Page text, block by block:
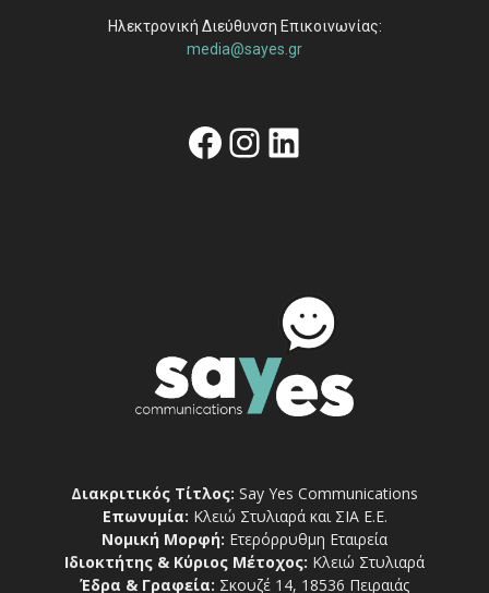
Ηλεκτρονική Διεύθυνση Επικοινωνίας:
media@sayes.gr
Facebook
Instagram
Linkedin
Διακριτικός Τίτλος: Say Yes Communications
Επωνυμία: Κλειώ Στυλιαρά και ΣΙΑ Ε.Ε.
Νομική Μορφή: Ετερόρρυθμη Εταιρεία
Ιδιοκτήτης & Κύριος Μέτοχος: Κλειώ Στυλιαρά
Έδρα & Γραφεία: Σκουζέ 14, 18536 Πειραιάς